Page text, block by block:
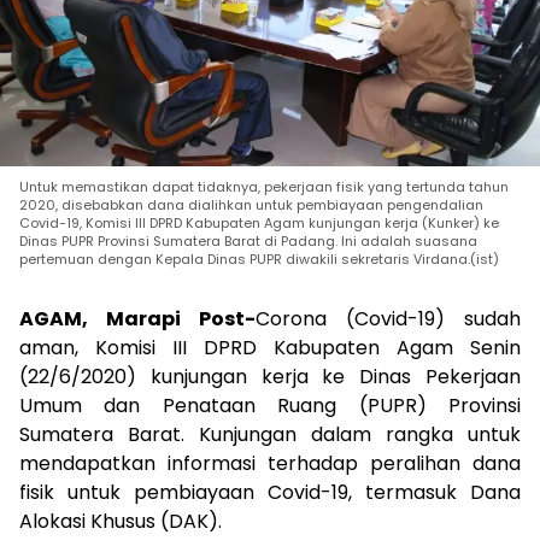
Untuk memastikan dapat tidaknya, pekerjaan fisik yang tertunda tahun
2020, disebabkan dana dialihkan untuk pembiayaan pengendalian
Covid-19, Komisi III DPRD Kabupaten Agam kunjungan kerja (Kunker) ke
Dinas PUPR Provinsi Sumatera Barat di Padang. Ini adalah suasana
pertemuan dengan Kepala Dinas PUPR diwakili sekretaris Virdana.(ist)
AGAM, Marapi Post-Corona (Covid-19) sudah
aman, Komisi III DPRD Kabupaten Agam Senin
(22/6/2020) kunjungan kerja ke Dinas Pekerjaan
Umum dan Penataan Ruang (PUPR) Provinsi
Sumatera Barat. Kunjungan dalam rangka untuk
mendapatkan informasi terhadap peralihan dana
fisik untuk pembiayaan Covid-19, termasuk Dana
Alokasi Khusus (DAK).